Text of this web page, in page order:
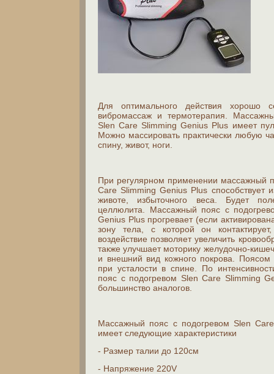
Для оптимального действия хорошо
вибромассаж и термотерапия.
Slen Care Slimming Genius Plus имеет
Можно массировать практически любую
спину, живот, ноги.
При регулярном применении массажный
Care Slimming Genius Plus способствует
животе, избыточного веса. Будет
целлюлита. Массажный пояс с
Genius Plus прогревает (если
зону тела, с которой он
воздействие позволяет увеличить
также улучшает моторику желудочно-
и внешний вид кожного покрова. Поясом
при усталости в спине. По
пояс с подогревом Slen Care Slimming
большинство аналогов.
Массажный пояс с подогревом Slen
имеет следующие характеристики
- Размер талии до 120см
- Напряжение 220V